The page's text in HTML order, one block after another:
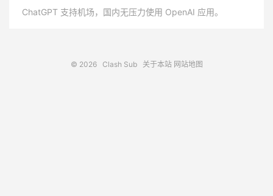
ChatGPT 支持机场，国内无压力使用 OpenAI 应用。
© 2026 Clash Sub 关于本站 网站地图